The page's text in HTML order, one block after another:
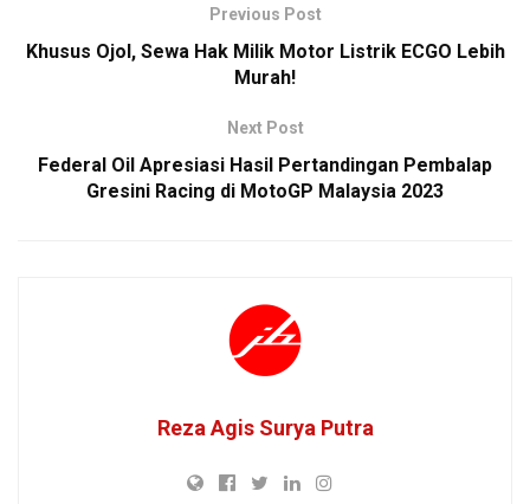
Previous Post
Khusus Ojol, Sewa Hak Milik Motor Listrik ECGO Lebih
Murah!
Next Post
Federal Oil Apresiasi Hasil Pertandingan Pembalap
Gresini Racing di MotoGP Malaysia 2023
Reza Agis Surya Putra